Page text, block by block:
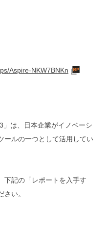
Aspire-NKW7BNKn
」は、日本企業がイノベーシ
ールの一つとして活用してい
記の「レポートを入手す
い。